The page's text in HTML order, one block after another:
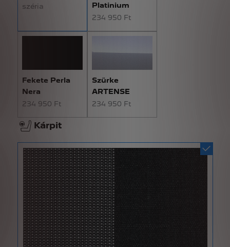
széria
Platinium
234 950 Ft
Fekete Perla
Nera
234 950 Ft
Szürke
ARTENSE
234 950 Ft
Kárpit